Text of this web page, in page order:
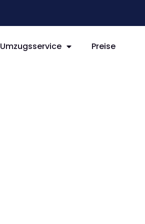
Umzugsservice Preise